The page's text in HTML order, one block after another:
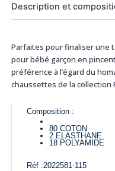
Description et
Parfaites pour finaliser une
pour bébé garçon en
préférence à l’égard du
chaussettes de la
Composition :
80 COTON
2 ELASTHANE
18 POLYAMIDE
Réf :2022581-115